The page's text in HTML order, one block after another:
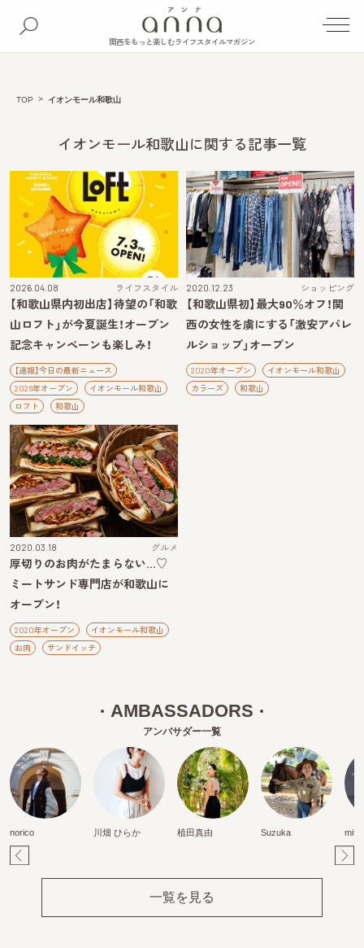
関西をもっと楽しむライフスタイルマガジン
TOP イオンモール和歌山
イオンモール和歌山に関する記事一覧
2026.04.08 ライフスタイル
【和歌山県内初出店】待望の「和歌
山ロフト」が今夏誕生！オープン
記念キャンペーンも楽しみ！
【速報】今日の最新ニュース
2026年オープン
イオンモール和歌山
ロフト
和歌山
2020.12.23 ショッピング
【和歌山県初】最大90％オフ！関
西の女性を虜にする「激安アパレ
ルショップ」オープン
2020年オープン
イオンモール和歌山
カラーズ
和歌山
2020.03.18 グルメ
厚切りのお肉がたまらない…♡
ミートサンド専門店が和歌山に
オープン！
2020年オープン
イオンモール和歌山
お肉
サンドイッチ
AMBASSADORS
アンバサダー一覧
norico 川畑 ひらか 植田真由 Suzuka
一覧を見る